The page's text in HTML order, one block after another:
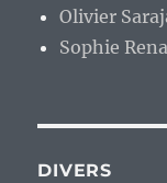
Olivier
Sophie
DIVERS